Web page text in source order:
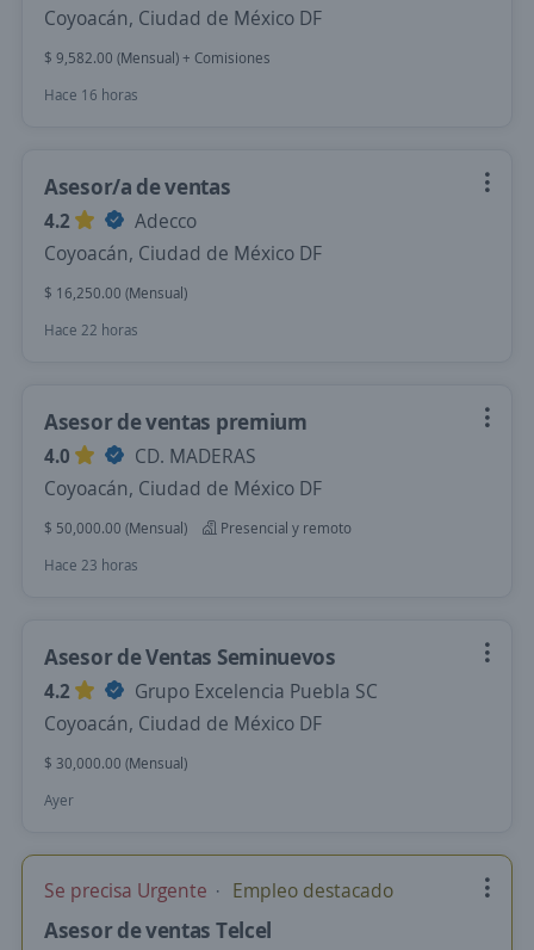
Coyoacán, Ciudad de México DF
$ 9,582.00 (Mensual) + Comisiones
Hace 16 horas
Asesor/a de ventas
4.2
Adecco
Coyoacán, Ciudad de México DF
$ 16,250.00 (Mensual)
Hace 22 horas
Asesor de ventas premium
4.0
CD. MADERAS
Coyoacán, Ciudad de México DF
$ 50,000.00 (Mensual)
Presencial y remoto
Hace 23 horas
Asesor de Ventas Seminuevos
4.2
Grupo Excelencia Puebla SC
Coyoacán, Ciudad de México DF
$ 30,000.00 (Mensual)
Ayer
Se precisa Urgente Empleo destacado
Asesor de ventas Telcel